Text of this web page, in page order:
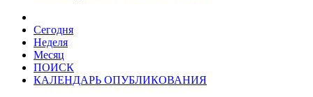
Сегодня
Неделя
Месяц
ПОИСК
КАЛЕНДАРЬ ОПУБЛИКОВАНИЯ